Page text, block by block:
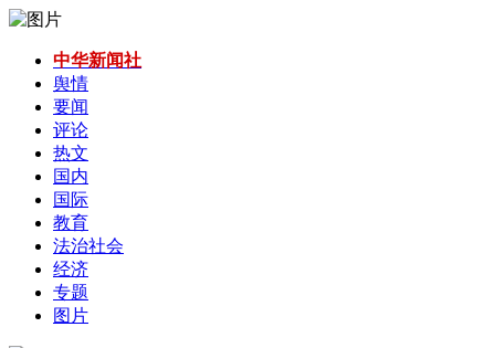
中华新闻社
舆情
要闻
评论
热文
国内
国际
教育
法治社会
经济
专题
图片